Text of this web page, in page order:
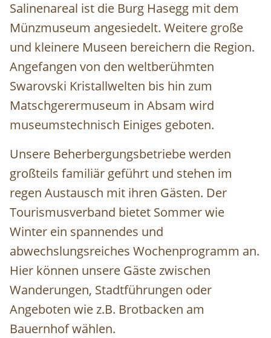
Salinenareal ist die Burg Hasegg mit dem
Münzmuseum angesiedelt. Weitere große
und kleinere Museen bereichern die Region.
Angefangen von den weltberühmten
Swarovski Kristallwelten bis hin zum
Matschgerermuseum in Absam wird
museumstechnisch Einiges geboten.
Unsere Beherbergungsbetriebe werden
großteils familiär geführt und stehen im
regen Austausch mit ihren Gästen. Der
Tourismusverband bietet Sommer wie
Winter ein spannendes und
abwechslungsreiches Wochenprogramm an.
Hier können unsere Gäste zwischen
Wanderungen, Stadtführungen oder
Angeboten wie z.B. Brotbacken am
Bauernhof wählen.